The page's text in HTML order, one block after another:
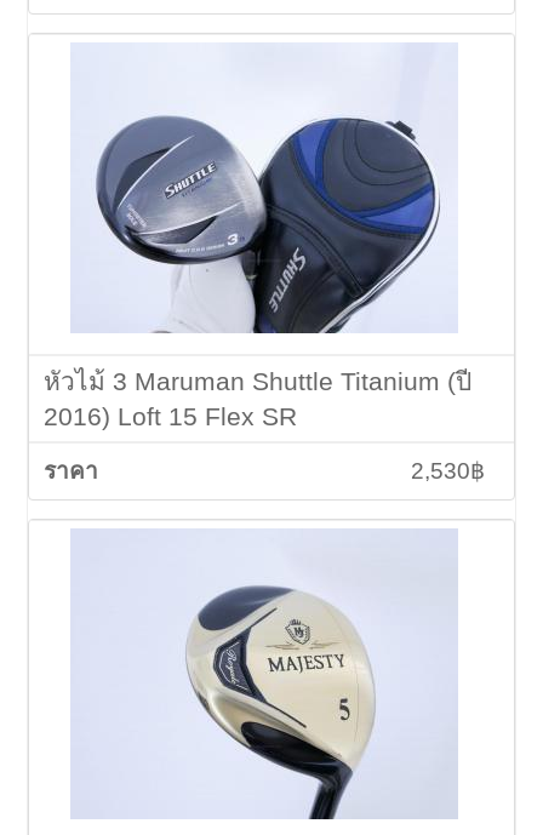
หัวไม้ 3 Maruman Shuttle Titanium (ปี
2016) Loft 15 Flex SR
2,530฿